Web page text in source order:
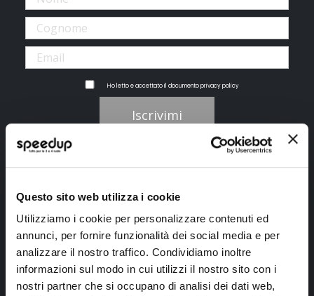
Questo sito web utilizza i cookie
Utilizziamo i cookie per personalizzare contenuti ed
annunci, per fornire funzionalità dei social media e per
analizzare il nostro traffico. Condividiamo inoltre
informazioni sul modo in cui utilizzi il nostro sito con i
nostri partner che si occupano di analisi dei dati web,
Ho letto e accettato il documentoprivacy policy
Iscrivimi
Segui SPEEDUP.IT